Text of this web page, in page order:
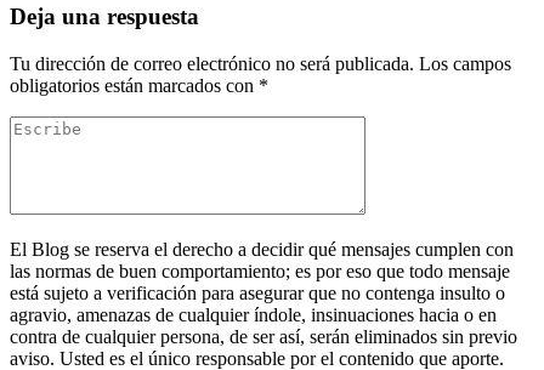
Deja una respuesta
Tu dirección de correo electrónico no será publicada. Los campos
obligatorios están marcados con *
El Blog se reserva el derecho a decidir qué mensajes cumplen con
las normas de buen comportamiento; es por eso que todo mensaje
está sujeto a verificación para asegurar que no contenga insulto o
agravio, amenazas de cualquier índole, insinuaciones hacia o en
contra de cualquier persona, de ser así, serán eliminados sin previo
aviso. Usted es el único responsable por el contenido que aporte.